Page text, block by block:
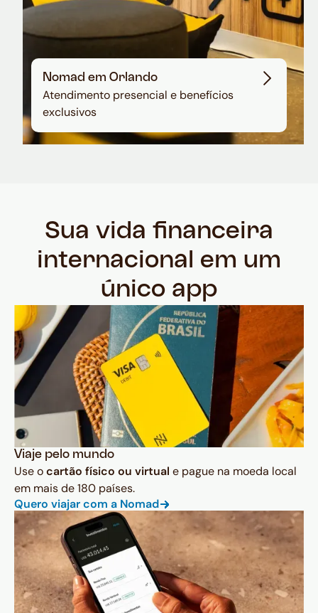
Nomad em Orlando
Atendimento presencial e benefícios
exclusivos
Sua vida financeira
internacional em um
único app
Viaje pelo mundo
Use ocartão físico ou virtual e pague na moeda local
em mais de 180 países.
Quero viajar com a Nomad